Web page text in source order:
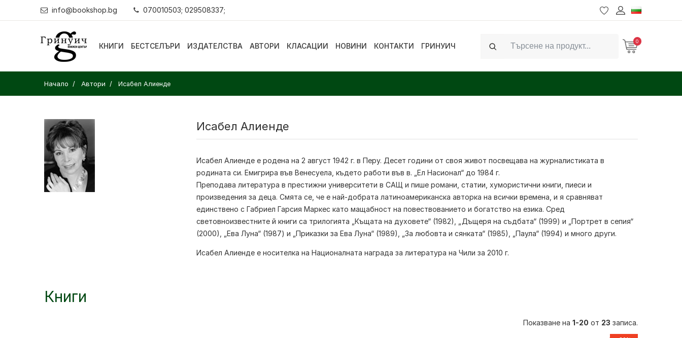
info@bookshop.bg 070010503; 029508337;
КНИГИ БЕСТСЕЛЪРИ ИЗДАТЕЛСТВА АВТОРИ КЛАСАЦИИ НОВИНИ КОНТАКТИ ГРИНУИЧ
Search
0
Начало Автори Исабел Алиенде
Исабел Алиенде
Исабел Алиенде е родена на 2 август 1942 г. в Перу. Десет години от своя живот посвещава на журналистиката в
родината си. Емигрира във Венесуела, където работи във в. „Ел Насионал“ до 1984 г.
Преподава литература в престижни университети в САЩ и пише романи, статии, хумористични книги, пиеси и
произведения за деца. Смята се, че е най-добрата латиноамериканска авторка на всички времена, и я сравняват
единствено с Габриел Гарсия Маркес като мащабност на повествованието и богатство на езика. Сред
световноизвестните й книги са трилогията „Къщата на духовете“ (1982), „Дъщеря на съдбата“ (1999) и „Портрет в сепия“
(2000), „Ева Луна“ (1987) и „Приказки за Ева Луна“ (1989), „За любовта и сянката“ (1985), „Паула“ (1994) и много други.
Исабел Алиенде е носителка на Националната награда за литература на Чили за 2010 г.
Книги
Показване на 1-20 от 23 записа.